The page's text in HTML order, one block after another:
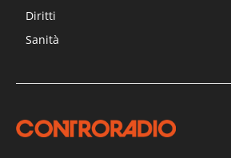
Diritti
Sanità